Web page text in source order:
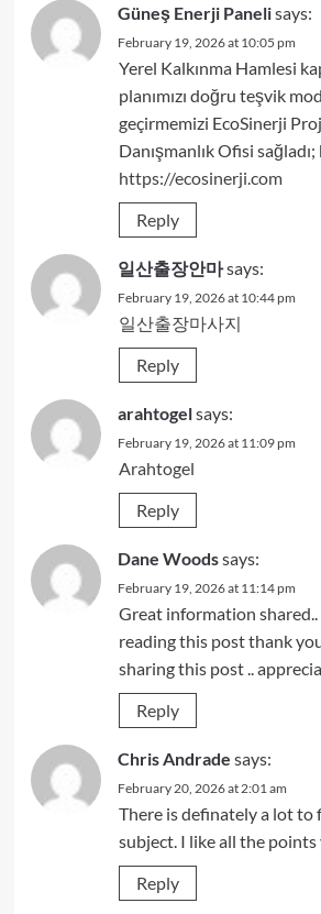
Güneş Enerji Panelisays:
February 19, 2026 at 10:05 pm
Yerel Kalkınma Hamlesi
planımızı doğru teşvik
geçirmemizi EcoSinerji
Danışmanlık Ofisi
https://ecosinerji.com
Reply
일산출장안마says:
February 19, 2026 at 10:44 pm
일산출장마사지
Reply
arahtogelsays:
February 19, 2026 at 11:09 pm
Arahtogel
Reply
Dane Woodssays:
February 19, 2026 at 11:14 pm
Great information
reading this post thank
sharing this post ..
Reply
Chris Andrade says:
February 20, 2026 at 2:01 am
There is definately a lot
subject. I like all the points
Reply